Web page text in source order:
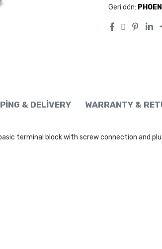
Geri dön:
& DELIVERY WARRANTY &
basic terminal block with screw connection